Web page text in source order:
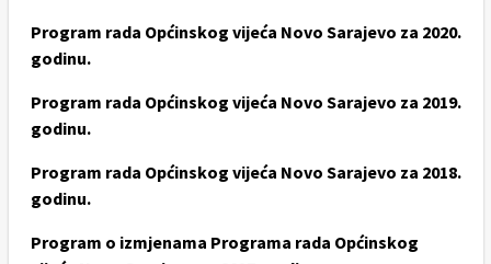
Program rada Općinskog vijeća Novo Sarajevo za 2020.
godinu.
Program rada Općinskog vijeća Novo Sarajevo za 2019.
godinu.
Program rada Općinskog vijeća Novo Sarajevo za 2018.
godinu.
Program o izmjenama Programa rada Općinskog